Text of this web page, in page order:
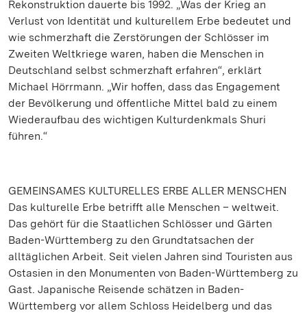
Rekonstruktion dauerte bis 1992. „Was der Krieg an
Verlust von Identität und kulturellem Erbe bedeutet und
wie schmerzhaft die Zerstörungen der Schlösser im
Zweiten Weltkriege waren, haben die Menschen in
Deutschland selbst schmerzhaft erfahren“, erklärt
Michael Hörrmann. „Wir hoffen, dass das Engagement
der Bevölkerung und öffentliche Mittel bald zu einem
Wiederaufbau des wichtigen Kulturdenkmals Shuri
führen.“
GEMEINSAMES KULTURELLES ERBE ALLER MENSCHEN
Das kulturelle Erbe betrifft alle Menschen – weltweit.
Das gehört für die Staatlichen Schlösser und Gärten
Baden-Württemberg zu den Grundtatsachen der
alltäglichen Arbeit. Seit vielen Jahren sind Touristen aus
Ostasien in den Monumenten von Baden-Württemberg zu
Gast. Japanische Reisende schätzen in Baden-
Württemberg vor allem Schloss Heidelberg und das